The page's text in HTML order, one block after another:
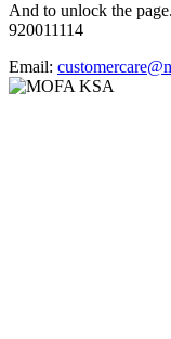
And to unlock the
920011114
Email: